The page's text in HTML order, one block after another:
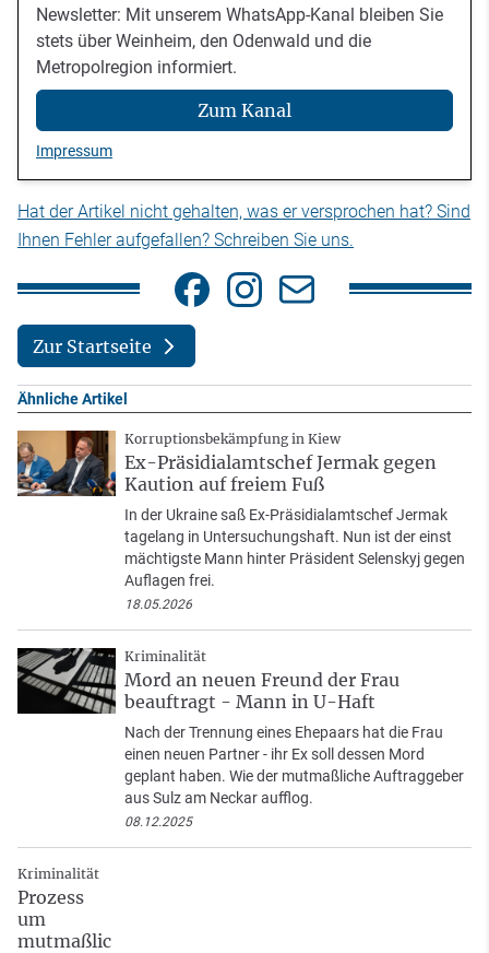
Newsletter: Mit unserem WhatsApp-Kanal bleiben Sie
stets über Weinheim, den Odenwald und die
Metropolregion informiert.
Zum Kanal
Impressum
Hat der Artikel nicht gehalten, was er versprochen hat? Sind
Ihnen Fehler aufgefallen? Schreiben Sie uns.
Zur Startseite
Ähnliche Artikel
Korruptionsbekämpfung in Kiew
Ex-Präsidialamtschef Jermak gegen
Kaution auf freiem Fuß
In der Ukraine saß Ex-Präsidialamtschef Jermak
tagelang in Untersuchungshaft. Nun ist der einst
mächtigste Mann hinter Präsident Selenskyj gegen
Auflagen frei.
18.05.2026
Kriminalität
Mord an neuen Freund der Frau
beauftragt - Mann in U-Haft
Nach der Trennung eines Ehepaars hat die Frau
einen neuen Partner - ihr Ex soll dessen Mord
geplant haben. Wie der mutmaßliche Auftraggeber
aus Sulz am Neckar aufflog.
08.12.2025
Kriminalität
Prozess
um
mutmaßlic